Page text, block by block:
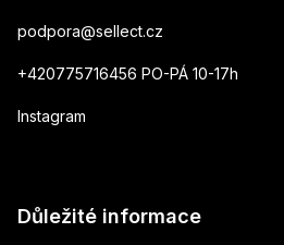
podpora@sellect.cz
+420775716456 PO-PÁ 10-17h
Instagram
Důležité informace